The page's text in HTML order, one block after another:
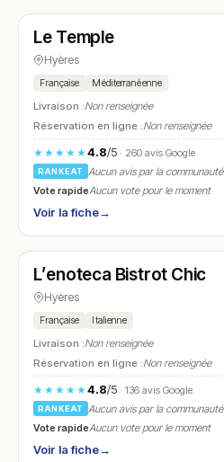
N° 12
Le Temple
Hyères
Française Méditerranéenne
Livraison :Non renseignée
Réservation en ligne :Non renseignée
★★★★★4.8/5· 260 avis Google
RANKEAT
Aucun avis par la communauté
Vote rapideAucun vote pour le moment
Voir la fiche→
N° 13
L’enoteca Bistrot Chic
Hyères
Française Italienne
Livraison :Non renseignée
Réservation en ligne :Non renseignée
★★★★★4.8/5· 136 avis Google
RANKEAT
Aucun avis par la communauté
Vote rapideAucun vote pour le moment
Voir la fiche→